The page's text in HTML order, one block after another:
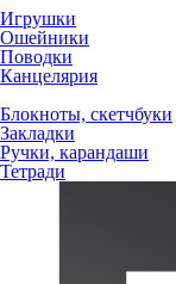
Игрушки
Ошейники
Поводки
Канцелярия
Блокноты, скетчбуки
Закладки
Ручки, карандаши
Тетради